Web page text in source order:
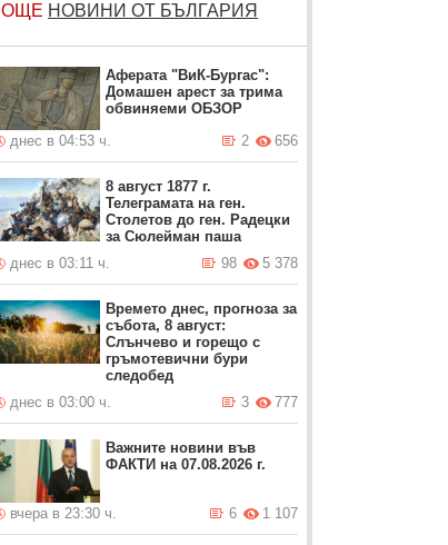
ОЩЕ НОВИНИ ОТ БЪЛГАРИЯ
Аферата "ВиК-Бургас":
Домашен арест за трима
обвиняеми ОБЗОР
днес в 04:53 ч.
656
2
8 август 1877 г.
Телеграмата на ген.
Столетов до ген. Радецки
за Сюлейман паша
днес в 03:11 ч.
5 378
98
Времето днес, прогноза за
събота, 8 август:
Слънчево и горещо с
гръмотевични бури
следобед
днес в 03:00 ч.
777
3
Важните новини във
ФАКТИ на 07.08.2026 г.
вчера в 23:30 ч. 1 107
6